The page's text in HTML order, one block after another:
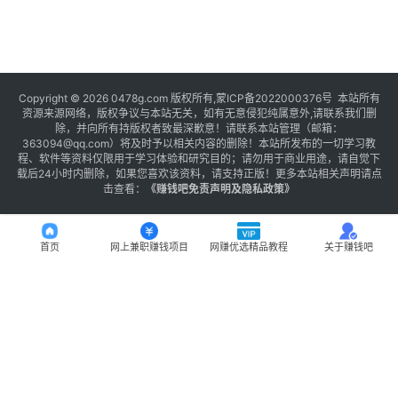
Copyright © 2026 0478g.com 版权所有,蒙ICP备2022000376号 本站所有
资源来源网络，版权争议与本站无关，如有无意侵犯纯属意外,请联系我们删
除，并向所有持版权者致最深歉意！请联系本站管理（邮箱：
363094@qq.com）将及时予以相关内容的删除！本站所发布的一切学习教
程、软件等资料仅限用于学习体验和研究目的；请勿用于商业用途，请自觉下
载后24小时内删除，如果您喜欢该资料，请支持正版！更多本站相关声明请点
击查看：
《赚钱吧免责声明及隐私政策》
首页 网上兼职赚钱项目 网赚优选精品教程 关于赚钱吧